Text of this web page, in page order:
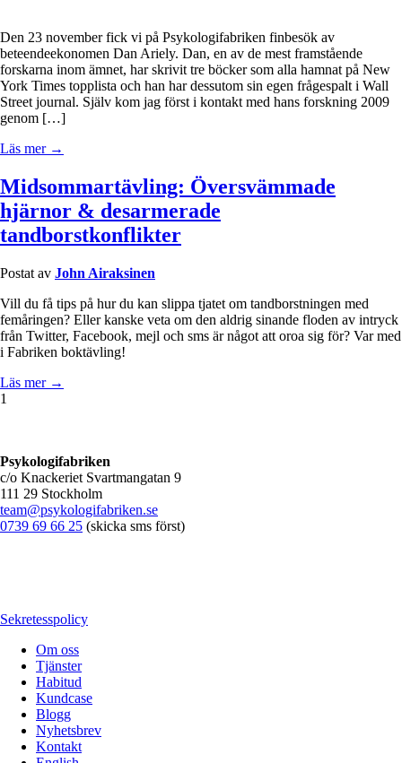
Den 23 november fick vi på Psykologifabriken finbesök av
beteendeekonomen Dan Ariely. Dan, en av de mest framstående
forskarna inom ämnet, har skrivit tre böcker som alla hamnat på New
York Times topplista och han har dessutom sin egen frågespalt i Wall
Street journal. Själv kom jag först i kontakt med hans forskning 2009
genom […]
Läs mer →
Midsommartävling: Översvämmade
hjärnor & desarmerade
tandborstkonflikter
Postat av John Airaksinen
Vill du få tips på hur du kan slippa tjatet om tandborstningen med
femåringen? Eller kanske veta om den aldrig sinande floden av intryck
från Twitter, Facebook, mejl och sms är något att oroa sig för? Var med
i Fabriken boktävling!
Läs mer →
1
Psykologifabriken
c/o Knackeriet Svartmangatan 9
111 29 Stockholm
team@psykologifabriken.se
0739 69 66 25 (skicka sms först)
Sekretesspolicy
Om oss
Tjänster
Habitud
Kundcase
Blogg
Nyhetsbrev
Kontakt